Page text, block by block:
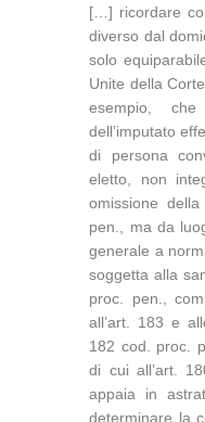
[…] ricordare
diverso dal
solo
Unite della
esempio,
dell’imputato
di persona
eletto, non
omissione
pen., ma da
generale a
soggetta alla
proc. pen.,
all’art. 183 e
182 cod. proc.
di cui all’art.
appaia in
determinare la